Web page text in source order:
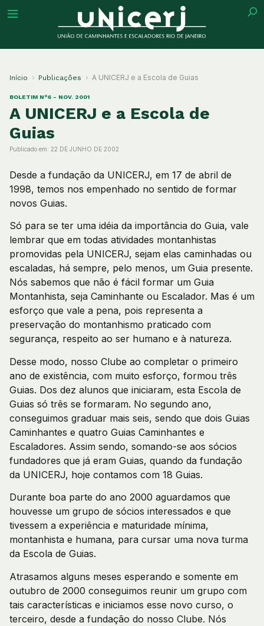
Início Publicações A UNICERJ e a Escola de Guias
BOLETIM N°6 - NOV. 2001
A UNICERJ e a Escola de
Guias
Publicado em: 22 DE JUNHO DE 2002
Desde a fundação da UNICERJ, em 17 de abril de
1998, temos nos empenhado no sentido de formar
novos Guias.
Só para se ter uma idéia da importância do Guia, vale
lembrar que em todas atividades montanhistas
promovidas pela UNICERJ, sejam elas caminhadas ou
escaladas, há sempre, pelo menos, um Guia presente.
Nós sabemos que não é fácil formar um Guia
Montanhista, seja Caminhante ou Escalador. Mas é um
esforço que vale a pena, pois representa a
preservação do montanhismo praticado com
segurança, respeito ao ser humano e à natureza.
Desse modo, nosso Clube ao completar o primeiro
ano de existência, com muito esforço, formou três
Guias. Dos dez alunos que iniciaram, esta Escola de
Guias só três se formaram. No segundo ano,
conseguimos graduar mais seis, sendo que dois Guias
Caminhantes e quatro Guias Caminhantes e
Escaladores. Assim sendo, somando-se aos sócios
fundadores que já eram Guias, quando da fundação
da UNICERJ, hoje contamos com 18 Guias.
Durante boa parte do ano 2000 aguardamos que
houvesse um grupo de sócios interessados e que
tivessem a experiência e maturidade mínima,
montanhista e humana, para cursar uma nova turma
da Escola de Guias.
Atrasamos alguns meses esperando e somente em
outubro de 2000 conseguimos reunir um grupo com
tais características e iniciamos esse novo curso, o
terceiro, desde a fundação do nosso Clube. Nós